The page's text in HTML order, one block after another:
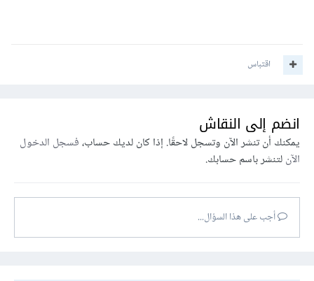
اقتباس
انضم إلى النقاش
يمكنك أن تنشر الآن وتسجل لاحقًا. إذا كان لديك حساب،فسجل الدخول
الآنلتنشر باسم حسابك.
أجب على هذا السؤال...